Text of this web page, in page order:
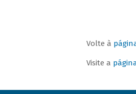
Volte à
Visite a